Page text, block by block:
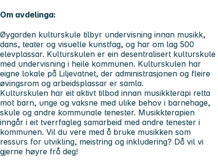
Om avdelinga:
Øygarden kulturskule tilbyr undervisning innan musikk,
dans, teater og visuelle kunstfag, og har om lag 500
elevplassar. Kulturskulen er ein desentralisert kulturskule
med undervisning i heile kommunen. Kulturskulen har
eigne lokale på Liljevatnet, der administrasjonen og fleire
øvingsrom og arbeidsplassar er samla.
Kulturskulen har eit aktivt tilbod innan musikkterapi retta
mot barn, unge og vaksne med ulike behov i barnehage,
skule og andre kommunale tenester. Musikkterapien
inngår i eit tverrfagleg samarbeid med andre tenester i
kommunen. Vil du vere med å bruke musikken som
ressurs for utvikling, meistring og inkludering? Då vil vi
gjerne høyre frå deg!